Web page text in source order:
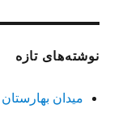
نوشته‌های تازه